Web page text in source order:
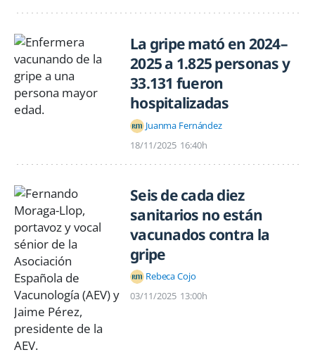
La gripe mató en 2024–
2025 a 1.825 personas y
33.131 fueron
hospitalizadas
Juanma Fernández
18/11/2025 16:40h
Seis de cada diez
sanitarios no están
vacunados contra la
gripe
Rebeca Cojo
03/11/2025 13:00h